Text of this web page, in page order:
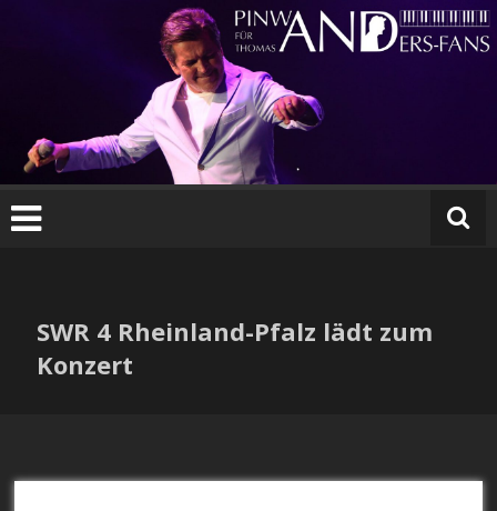
SWR 4 Rheinland-Pfalz lädt zum
Konzert